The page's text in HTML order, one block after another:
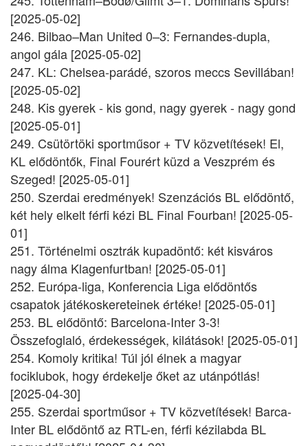
[2025-05-02]
246. Bilbao–Man United 0–3: Fernandes-dupla,
angol gála [2025-05-02]
247. KL: Chelsea-parádé, szoros meccs Sevillában!
[2025-05-02]
248. Kis gyerek - kis gond, nagy gyerek - nagy gond
[2025-05-01]
249. Csütörtöki sportműsor + TV közvetítések! El,
KL elődöntők, Final Fourért küzd a Veszprém és
Szeged! [2025-05-01]
250. Szerdai eredmények! Szenzációs BL elődöntő,
két hely elkelt férfi kézi BL Final Fourban! [2025-05-
01]
251. Történelmi osztrák kupadöntő: két kisváros
nagy álma Klagenfurtban! [2025-05-01]
252. Európa-liga, Konferencia Liga elődöntős
csapatok játékoskereteinek értéke! [2025-05-01]
253. BL elődöntő: Barcelona-Inter 3-3!
Összefoglaló, érdekességek, kilátások! [2025-05-01]
254. Komoly kritika! Túl jól élnek a magyar
fociklubok, hogy érdekelje őket az utánpótlás!
[2025-04-30]
255. Szerdai sportműsor + TV közvetítések! Barca-
Inter BL elődöntő az RTL-en, férfi kézilabda BL